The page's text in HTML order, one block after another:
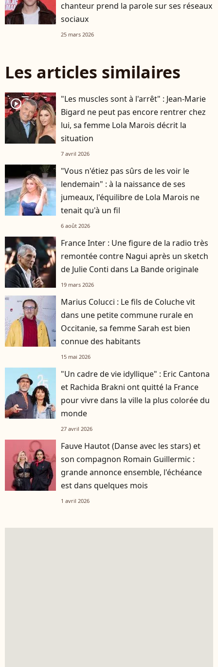
chanteur prend la parole sur ses réseaux
sociaux
25 mars 2026
Les articles similaires
player2
"Les muscles sont à l'arrêt" : Jean-Marie
Bigard ne peut pas encore rentrer chez
lui, sa femme Lola Marois décrit la
situation
7 avril 2026
"Vous n'étiez pas sûrs de les voir le
lendemain" : à la naissance de ses
jumeaux, l'équilibre de Lola Marois ne
tenait qu'à un fil
6 août 2026
France Inter : Une figure de la radio très
remontée contre Nagui après un sketch
de Julie Conti dans La Bande originale
19 mars 2026
Marius Colucci : Le fils de Coluche vit
dans une petite commune rurale en
Occitanie, sa femme Sarah est bien
connue des habitants
15 mai 2026
"Un cadre de vie idyllique" : Eric Cantona
et Rachida Brakni ont quitté la France
pour vivre dans la ville la plus colorée du
monde
27 avril 2026
Fauve Hautot (Danse avec les stars) et
son compagnon Romain Guillermic :
grande annonce ensemble, l'échéance
est dans quelques mois
1 avril 2026